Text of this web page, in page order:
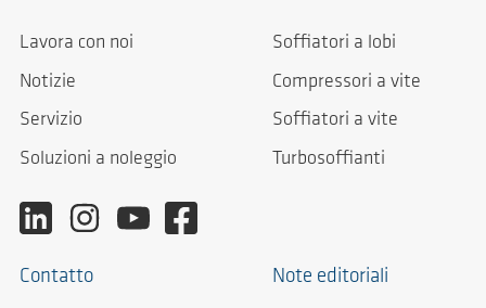
Lavora con noi
Notizie
Servizio
Soluzioni a noleggio
Soffiatori a lobi
Compressori a vite
Soffiatori a vite
Turbosoffianti
Contatto Note editoriali